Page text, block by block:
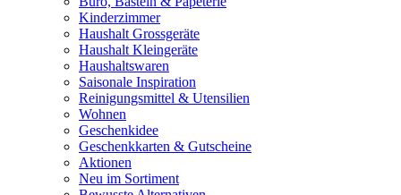
Kinderzimmer
Haushalt Grossgeräte
Haushalt Kleingeräte
Haushaltswaren
Saisonale Inspiration
Reinigungsmittel & Utensilien
Wohnen
Geschenkidee
Geschenkkarten & Gutscheine
Aktionen
Neu im Sortiment